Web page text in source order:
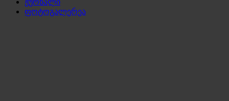
ჟურნალი
ფოტოგალერეა